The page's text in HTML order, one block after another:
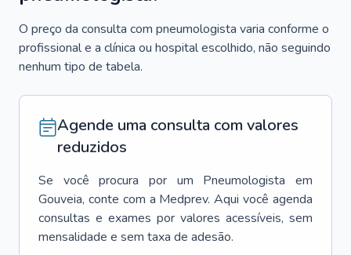
O preço da consulta com pneumologista varia conforme o
profissional e a clínica ou hospital escolhido, não seguindo
nenhum tipo de tabela.
Agende uma consulta com valores
reduzidos
Se você procura por um Pneumologista
em
Gouveia, conte com a Medprev. Aqui você agenda
consultas e exames por valores acessíveis, sem
mensalidade e sem taxa de adesão.